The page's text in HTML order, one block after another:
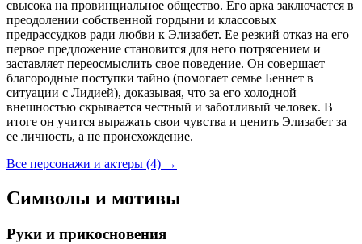
свысока на провинциальное общество. Его арка заключается в
преодолении собственной гордыни и классовых
предрассудков ради любви к Элизабет. Ее резкий отказ на его
первое предложение становится для него потрясением и
заставляет переосмыслить свое поведение. Он совершает
благородные поступки тайно (помогает семье Беннет в
ситуации с Лидией), доказывая, что за его холодной
внешностью скрывается честный и заботливый человек. В
итоге он учится выражать свои чувства и ценить Элизабет за
ее личность, а не происхождение.
Все персонажи и актеры (4) →
Символы и мотивы
Руки и прикосновения